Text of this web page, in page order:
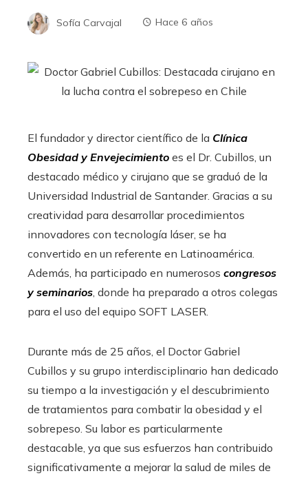
Sofía Carvajal Hace 6 años
El fundador y director científico de la Clínica
Obesidad y Envejecimiento es el Dr. Cubillos, un
destacado médico y cirujano que se graduó de la
Universidad Industrial de Santander. Gracias a su
creatividad para desarrollar procedimientos
innovadores con tecnología láser, se ha
convertido en un referente en Latinoamérica.
Además, ha participado en numerosos congresos
y seminarios , donde ha preparado a otros colegas
para el uso del equipo SOFT LASER.
Durante más de 25 años, el Doctor Gabriel
Cubillos y su grupo interdisciplinario han dedicado
su tiempo a la investigación y el descubrimiento
de tratamientos para combatir la obesidad y el
sobrepeso. Su labor es particularmente
destacable, ya que sus esfuerzos han contribuido
significativamente a mejorar la salud de miles de